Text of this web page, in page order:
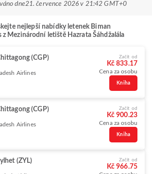
dne21. července 2026 v 21:42 GMT+0
nejlepší nabídky letenek Biman
z Mezinárodní letiště Hazrata Šáhdžalála
(CGP)
Airlines
Začít od
Kč 833.17
Cena za osobu
Kniha
(CGP)
Airlines
Začít od
Kč 900.23
Cena za osobu
Kniha
(ZYL) Začít od
Kč 966.75